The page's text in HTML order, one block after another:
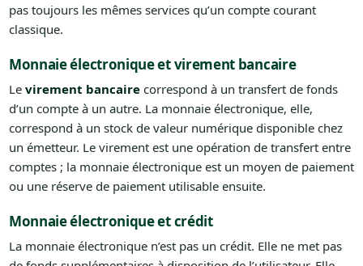
pas toujours les mêmes services qu’un compte courant
classique.
Monnaie électronique et virement bancaire
Le virement bancairecorrespond à un transfert de fonds
d’un compte à un autre. La monnaie électronique, elle,
correspond à un stock de valeur numérique disponible chez
un émetteur. Le virement est une opération de transfert entre
comptes ; la monnaie électronique est un moyen de paiement
ou une réserve de paiement utilisable ensuite.
Monnaie électronique et crédit
La monnaie électronique n’est pas un crédit. Elle ne met pas